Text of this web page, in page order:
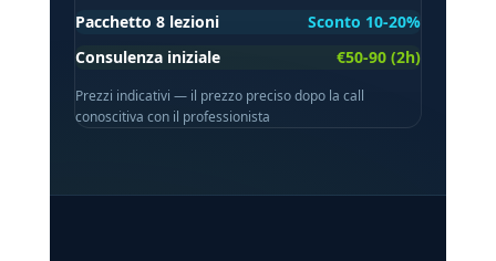
Pacchetto 8 lezioni
Sconto 10-20%
Consulenza iniziale
€50-90 (2h)
Prezzi indicativi — il prezzo preciso dopo la call
conoscitiva con il professionista